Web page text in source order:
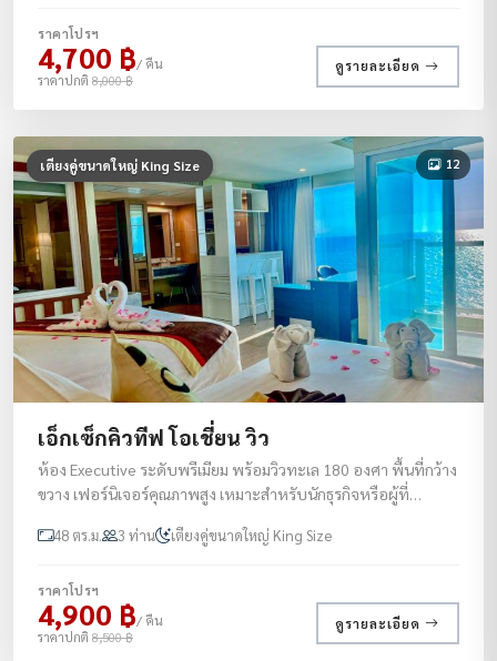
ราคาโปรฯ
4,700 ฿/ คืน
ราคาปกติ8,000 ฿
ดูรายละเอียด
เตียงคู่ขนาดใหญ่ King Size 12
เอ็กเซ็กคิวทีฟ โอเชี่ยน วิว
ห้อง Executive ระดับพรีเมียม พร้อมวิวทะเล 180 องศา พื้นที่กว้าง
ขวาง เฟอร์นิเจอร์คุณภาพสูง เหมาะสำหรับนักธุรกิจหรือผู้ที่
48 ตร.ม. 3 ท่าน เตียงคู่ขนาดใหญ่ King Size
ราคาโปรฯ
4,900 ฿/ คืน
ราคาปกติ8,500 ฿
ดูรายละเอียด